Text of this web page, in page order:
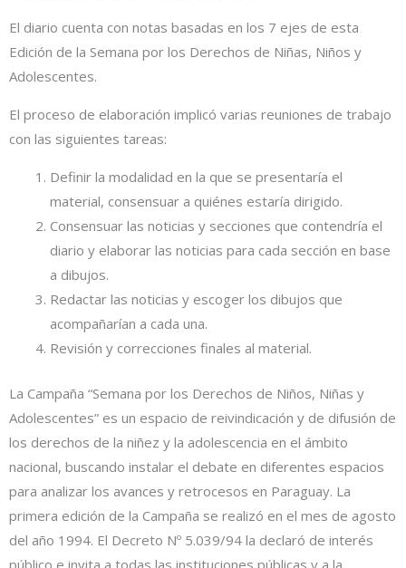
El diario cuenta con notas basadas en los 7 ejes de esta
Edición de la Semana por los Derechos de Niñas, Niños y
Adolescentes.
El proceso de elaboración implicó varias reuniones de trabajo
con las siguientes tareas:
Definir la modalidad en la que se presentaría el
material, consensuar a quiénes estaría dirigido.
Consensuar las noticias y secciones que contendría el
diario y elaborar las noticias para cada sección en base
a dibujos.
Redactar las noticias y escoger los dibujos que
acompañarían a cada una.
Revisión y correcciones finales al material.
La Campaña “Semana por los Derechos de Niños, Niñas y
Adolescentes” es un espacio de reivindicación y de difusión de
los derechos de la niñez y la adolescencia en el ámbito
nacional, buscando instalar el debate en diferentes espacios
para analizar los avances y retrocesos en Paraguay. La
primera edición de la Campaña se realizó en el mes de agosto
del año 1994. El Decreto Nº 5.039/94 la declaró de interés
público e invita a todas las instituciones públicas y a la